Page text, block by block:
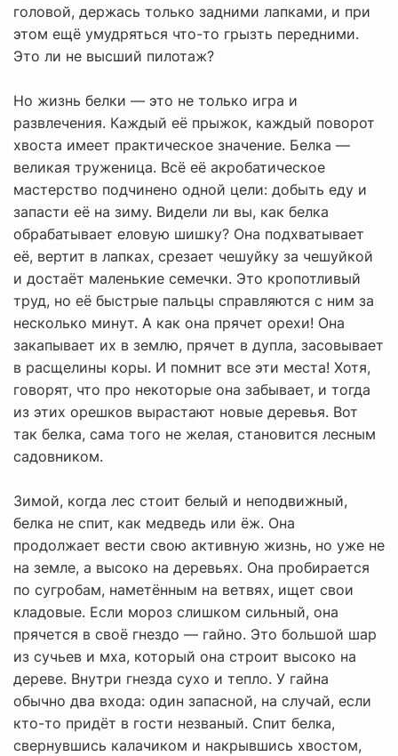
головой, держась только задними лапками, и при
этом ещё умудряться что-то грызть передними.
Это ли не высший пилотаж?
Но жизнь белки — это не только игра и
развлечения. Каждый её прыжок, каждый поворот
хвоста имеет практическое значение. Белка —
великая труженица. Всё её акробатическое
мастерство подчинено одной цели: добыть еду и
запасти её на зиму. Видели ли вы, как белка
обрабатывает еловую шишку? Она подхватывает
её, вертит в лапках, срезает чешуйку за чешуйкой
и достаёт маленькие семечки. Это кропотливый
труд, но её быстрые пальцы справляются с ним за
несколько минут. А как она прячет орехи! Она
закапывает их в землю, прячет в дупла, засовывает
в расщелины коры. И помнит все эти места! Хотя,
говорят, что про некоторые она забывает, и тогда
из этих орешков вырастают новые деревья. Вот
так белка, сама того не желая, становится лесным
садовником.
Зимой, когда лес стоит белый и неподвижный,
белка не спит, как медведь или ёж. Она
продолжает вести свою активную жизнь, но уже не
на земле, а высоко на деревьях. Она пробирается
по сугробам, наметённым на ветвях, ищет свои
кладовые. Если мороз слишком сильный, она
прячется в своё гнездо — гайно. Это большой шар
из сучьев и мха, который она строит высоко на
дереве. Внутри гнезда сухо и тепло. У гайна
обычно два входа: один запасной, на случай, если
кто-то придёт в гости незваный. Спит белка,
свернувшись калачиком и накрывшись хвостом,